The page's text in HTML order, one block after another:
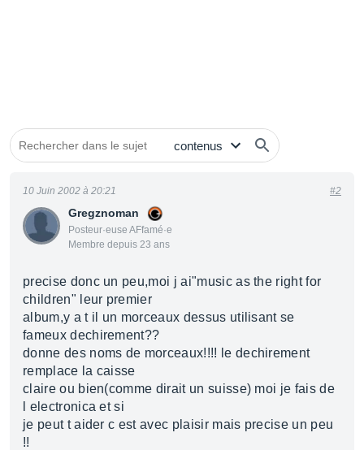
Gregznoman
Posteur·euse AFfamé·e
Membre depuis 23 ans
10 Juin 2002 à 20:21 #2
precise donc un peu,moi j ai"music as the right for
children" leur premier
album,y a t il un morceaux dessus utilisant se
fameux dechirement??
donne des noms de morceaux!!!! le dechirement
remplace la caisse
claire ou bien(comme dirait un suisse) moi je fais de
l electronica et si
je peut t aider c est avec plaisir mais precise un peu
!!